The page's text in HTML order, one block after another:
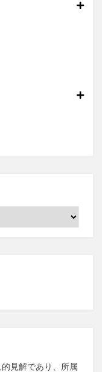
見解であり、所属